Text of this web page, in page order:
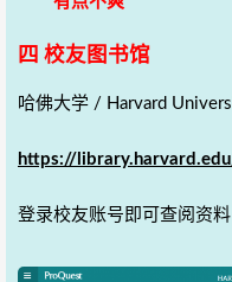
四 校友图书馆
哈佛大学 / Harvard
https://
登录校友账号即可查阅资